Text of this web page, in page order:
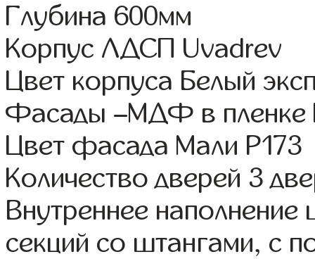
Глубина 600мм
Корпус ЛДСП Uvadrev
Цвет корпуса Белый
Фасады –МДФ в пленке
Цвет фасада Мали Р173
Количество дверей 3
Внутреннее
секций со штангами, с